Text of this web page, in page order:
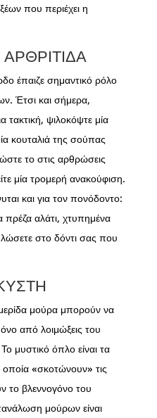
που περιέχει η
έπαιζε σημαντικό ρόλο
Έτσι και σήμερα,
ψιλοκόψτε μία
κουταλιά της σούπας
το στις αρθρώσεις
μία τρομερή ανακούφιση.
και για τον πονόδοντο:
πρέζα αλάτι, χτυπημένα
στο δόντι σας που
μερίδα μούρα μπορούν να
από λοιμώξεις του
μυστικό όπλο είναι τα
οποία «σκοτώνουν» τις
το βλεννογόνο του
μούρων είναι